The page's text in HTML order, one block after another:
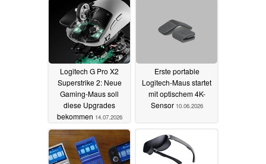
Logitech G Pro X2
Superstrike 2: Neue
Gaming-Maus soll
diese Upgrades
bekommen 14.07.2026
Erste portable
Logitech-Maus startet
mit optischem 4K-
Sensor 10.06.2026